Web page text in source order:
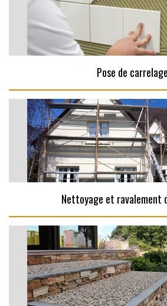
Pose de carrelage
Nettoyage et ravalement